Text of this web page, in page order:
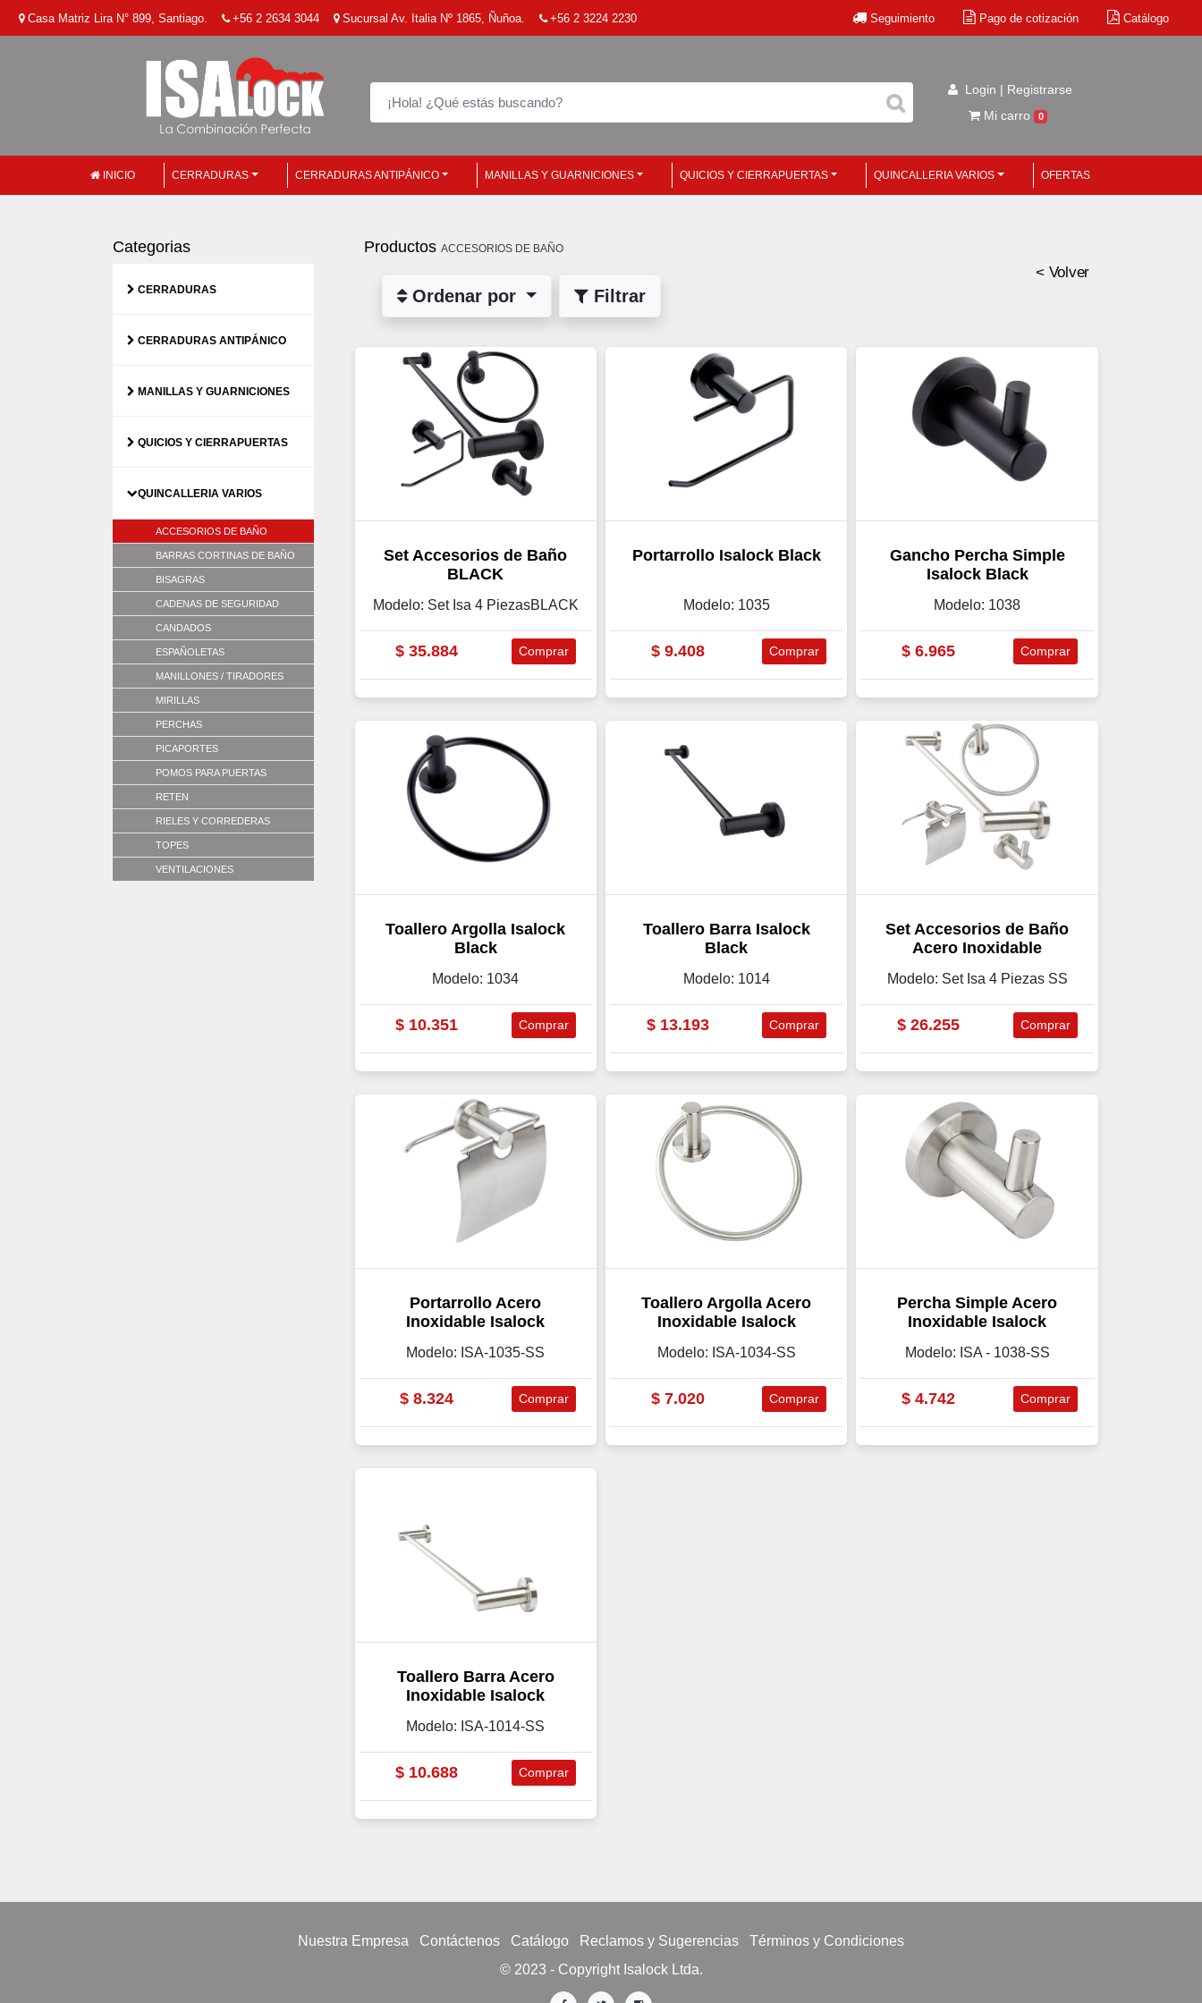
Casa Matriz Lira N° 899, Santiago. +56 2 2634 3044 Sucursal Av. Italia Nº 1865, Ñuñoa. +56 2 3224 2230 Seguimiento Pago de cotización Catálogo
Login | Registrarse
Mi carro 0
INICIO CERRADURAS CERRADURAS ANTIPÁNICO MANILLAS Y GUARNICIONES QUICIOS Y CIERRAPUERTAS QUINCALLERIA VARIOS OFERTAS
Categorias
CERRADURAS
CERRADURAS ANTIPÁNICO
MANILLAS Y GUARNICIONES
QUICIOS Y CIERRAPUERTAS
QUINCALLERIA VARIOS
ACCESORIOS DE BAÑO
BARRAS CORTINAS DE BAÑO
BISAGRAS
CADENAS DE SEGURIDAD
CANDADOS
ESPAÑOLETAS
MANILLONES / TIRADORES
MIRILLAS
PERCHAS
PICAPORTES
POMOS PARA PUERTAS
RETEN
RIELES Y CORREDERAS
TOPES
VENTILACIONES
Productos ACCESORIOS DE BAÑO
< Volver
Ordenar por Filtrar
Set Accesorios de Baño
BLACK
Modelo: Set Isa 4 PiezasBLACK
$ 35.884 Comprar
Portarrollo Isalock Black
Modelo: 1035
$9.408 Comprar
Gancho Percha Simple
Isalock Black
Modelo: 1038
$ 6.965 Comprar
Toallero Argolla Isalock
Black
Modelo: 1034
$ 10.351 Comprar
Toallero Barra Isalock
Black
Modelo: 1014
$13.193 Comprar
Set Accesorios de Baño
Acero Inoxidable
Modelo: Set Isa 4 Piezas SS
$ 26.255 Comprar
Portarrollo Acero
Inoxidable Isalock
Modelo: ISA-1035-SS
$ 8.324 Comprar
Toallero Argolla Acero
Inoxidable Isalock
Modelo: ISA-1034-SS
$7.020 Comprar
Percha Simple Acero
Inoxidable Isalock
Modelo: ISA - 1038-SS
$ 4.742 Comprar
Toallero Barra Acero
Inoxidable Isalock
Modelo: ISA-1014-SS
$ 10.688 Comprar
Nuestra Empresa Contáctenos Catálogo Reclamos y Sugerencias
Términos y Condiciones
© 2023 - Copyright Isalock Ltda.